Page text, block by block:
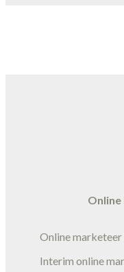
Online marketeer
Interim online